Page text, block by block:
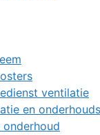
ventilatie
en